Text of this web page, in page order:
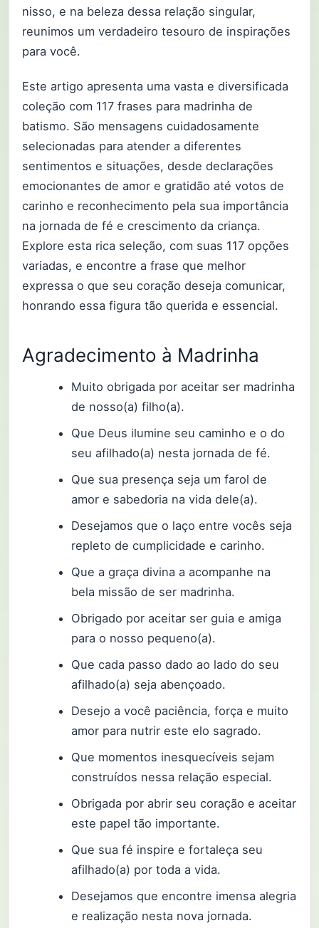
nisso, e na beleza dessa relação singular,
reunimos um verdadeiro tesouro de inspirações
para você.
Este artigo apresenta uma vasta e diversificada
coleção com 117 frases para madrinha de
batismo. São mensagens cuidadosamente
selecionadas para atender a diferentes
sentimentos e situações, desde declarações
emocionantes de amor e gratidão até votos de
carinho e reconhecimento pela sua importância
na jornada de fé e crescimento da criança.
Explore esta rica seleção, com suas 117 opções
variadas, e encontre a frase que melhor
expressa o que seu coração deseja comunicar,
honrando essa figura tão querida e essencial.
Agradecimento à Madrinha
Muito obrigada por aceitar ser madrinha
de nosso(a) filho(a).
Que Deus ilumine seu caminho e o do
seu afilhado(a) nesta jornada de fé.
Que sua presença seja um farol de
amor e sabedoria na vida dele(a).
Desejamos que o laço entre vocês seja
repleto de cumplicidade e carinho.
Que a graça divina a acompanhe na
bela missão de ser madrinha.
Obrigado por aceitar ser guia e amiga
para o nosso pequeno(a).
Que cada passo dado ao lado do seu
afilhado(a) seja abençoado.
Desejo a você paciência, força e muito
amor para nutrir este elo sagrado.
Que momentos inesquecíveis sejam
construídos nessa relação especial.
Obrigada por abrir seu coração e aceitar
este papel tão importante.
Que sua fé inspire e fortaleça seu
afilhado(a) por toda a vida.
Desejamos que encontre imensa alegria
e realização nesta nova jornada.